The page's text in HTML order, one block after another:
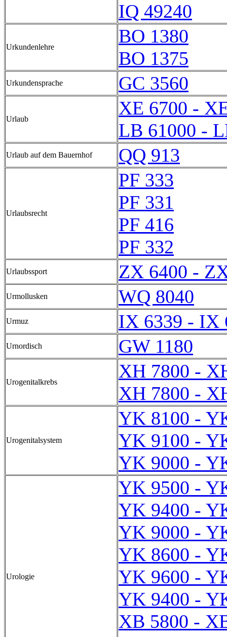
IQ 49240
Urkundenlehre
BO 1380
BO 1375
Urkundensprache GC 3560
Urlaub
XE 6700 -
LB 61000 -
Urlaub auf dem Bauernhof QQ 913
Urlaubsrecht
PF 333
PF 331
PF 416
PF 332
Urlaubssport ZX 6400 -
Urmollusken WQ 8040
Urmuz IX 6339 - IX
Urnordisch GW 1180
Urogenitalkrebs
XH 7800 -
XH 7800 -
Urogenitalsystem
YK 8100 -
YK 9100 -
YK 9000 -
Urologie
YK 9500 -
YK 9400 -
YK 9000 -
YK 8600 -
YK 9600 -
YK 9400 -
XB 5800 -